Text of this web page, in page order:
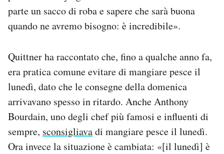
parte un sacco di roba e sapere che sarà buona
quando ne avremo bisogno: è incredibile».
Quittner ha raccontato che, fino a qualche anno fa,
era pratica comune evitare di mangiare pesce il
lunedì, dato che le consegne della domenica
arrivavano spesso in ritardo. Anche Anthony
Bourdain, uno degli chef più famosi e influenti di
sempre, sconsigliavadi mangiare pesce il lunedì.
Ora invece la situazione è cambiata: «[il lunedì] è